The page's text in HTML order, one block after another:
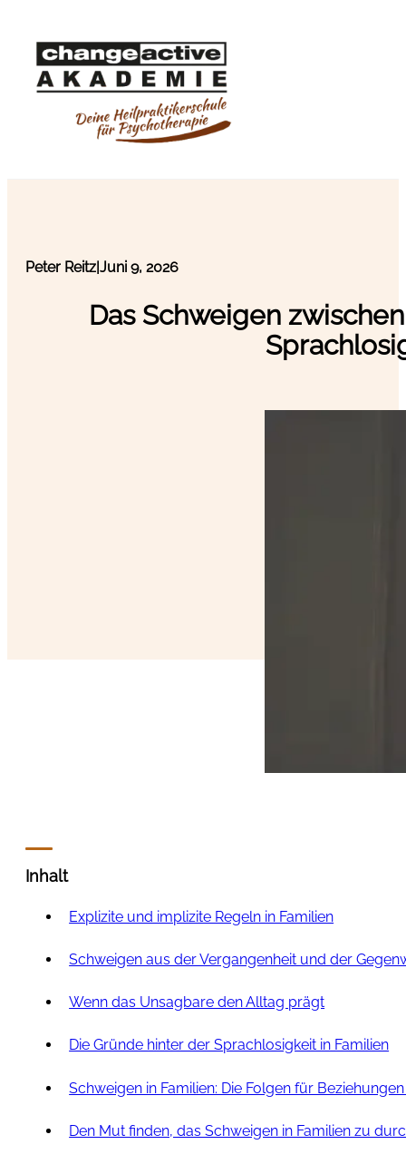
Peter Reitz|Juni 9, 2026
Das Schweigen
Inhalt
Explizite und implizite Regeln in Familien
Schweigen aus der Vergangenheit und der
Wenn das Unsagbare den Alltag prägt
Die Gründe hinter der Sprachlosigkeit in Familien
Schweigen in Familien: Die Folgen für
Den Mut finden, das Schweigen in Familien zu